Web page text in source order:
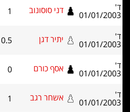
01/01/ דני סוסונוב 1
0
01/01/ יתיר דגן 0.5
01/01/ אסף כורם 1
01/01/ אשחר רגב 0